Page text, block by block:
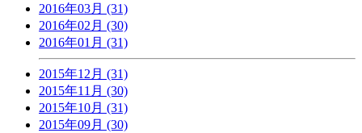
2016年03月 (31)
2016年02月 (30)
2016年01月 (31)
2015年12月 (31)
2015年11月 (30)
2015年10月 (31)
2015年09月 (30)